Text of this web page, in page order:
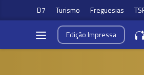
D7 Turismo Freguesias
EdiçãoImpressa